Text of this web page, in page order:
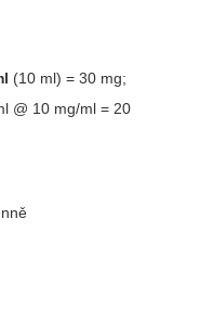
(10 ml) = 30 mg;
@ 10 mg/ml = 20